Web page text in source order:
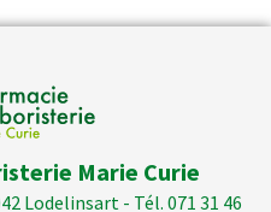
Marie Curie
Lodelinsart - Tél. 071 31 46